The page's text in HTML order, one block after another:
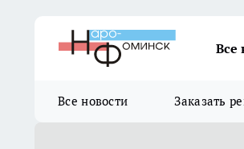
Все
Все новости Заказать